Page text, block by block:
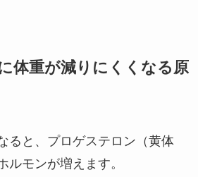
体重が減りにくくなる原
ると、プロゲステロン（黄体
ルモンが増えます。